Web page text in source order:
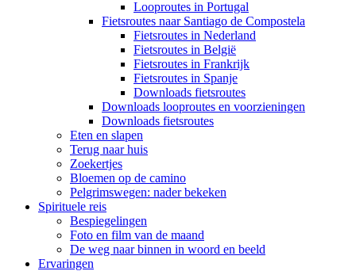
Looproutes in Portugal
Fietsroutes naar Santiago de Compostela
Fietsroutes in Nederland
Fietsroutes in België
Fietsroutes in Frankrijk
Fietsroutes in Spanje
Downloads fietsroutes
Downloads looproutes en voorzieningen
Downloads fietsroutes
Eten en slapen
Terug naar huis
Zoekertjes
Bloemen op de camino
Pelgrimswegen: nader bekeken
Spirituele reis
Bespiegelingen
Foto en film van de maand
De weg naar binnen in woord en beeld
Ervaringen